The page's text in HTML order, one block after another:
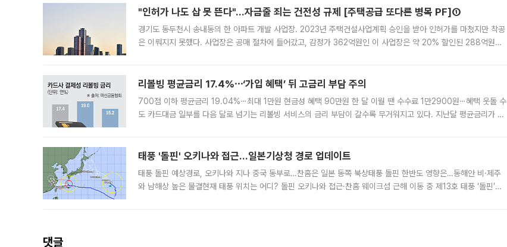
"인허가 나도 삽 못 뜬다"…자금줄 죄는 건전성 규제 [주택공급 또다른 병목 PF]①
경기도 동두천시 송내동의 한 아파트 개발 사업장. 2023년 주택건설사업계획 승인을 받아 인허가를 마쳤지만 착공
은 이뤄지지 못했다. 사업장은 공매 절차에 들어갔고, 감정가 362억원인 이 사업장은 약 20% 할인된 288억원에
리볼빙 평균금리 17.4%⋯‘가입 혜택’ 뒤 고금리 부담 주의
700점 이하 평균금리 19.04%⋯최대 1만원 현금성 혜택 90만원 한 달 이월 땐 수수료 1만2900원⋯혜택 웃돌 수
도 카드대금 일부를 다음 달로 넘기는 리볼빙 서비스의 금리 부담이 갈수록 무거워지고 있다. 지난달 평균금리가 연
태풍 '돌핀' 오키나와 접근…일본기상청 경로 업데이트
태풍 돌핀 예상경로, 오키나와 지나 중국 동부로…찬홈은 일본 동쪽 북상태풍 돌핀 한반도 영향은…동해안 비·제주
와 남해상 높은 물결현재 태풍 위치는 어디? 돌핀 오키나와 접근·찬홈 웨이크섬 근해 이동 중 제13호 태풍 ‘돌핀’이
댓글